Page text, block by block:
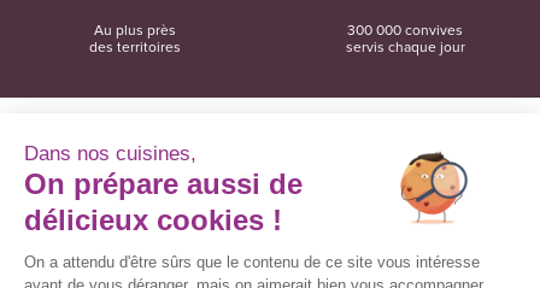
Au plus près
des territoires
300 000 convives
servis chaque jour
Convivio
12 rue du Domaine
Dans nos cuisines,
On prépare aussi de
délicieux cookies !
On a attendu d'être sûrs que le contenu de ce site vous intéresse
avant de vous déranger, mais on aimerait bien vous accompagner